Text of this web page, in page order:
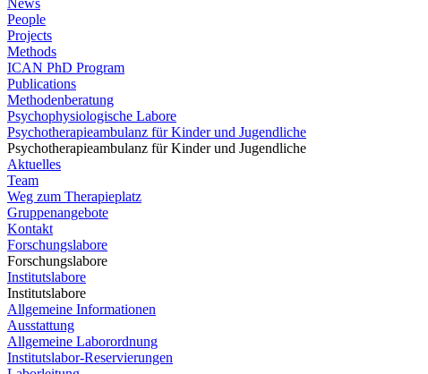
News
People
Projects
Methods
ICAN PhD Program
Publications
Methodenberatung
Psychophysiologische Labore
Psychotherapieambulanz für Kinder und Jugendliche
Psychotherapieambulanz für Kinder und Jugendliche
Aktuelles
Team
Weg zum Therapieplatz
Gruppenangebote
Kontakt
Forschungslabore
Forschungslabore
Institutslabore
Institutslabore
Allgemeine Informationen
Ausstattung
Allgemeine Laborordnung
Institutslabor-Reservierungen